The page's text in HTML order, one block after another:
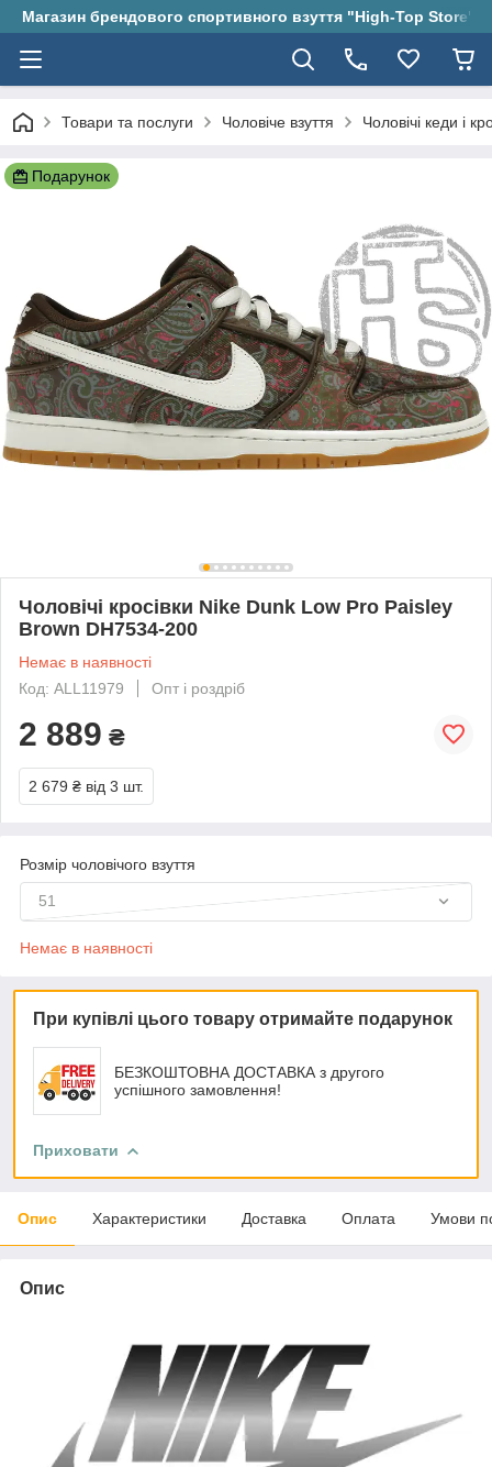
Магазин брендового спортивного взуття "High-Top Store"
Товари та послуги Чоловіче взуття Чоловічі кеди і
Подарунок
Чоловічі кросівки Nike Dunk Low Pro Paisley
Brown DH7534-200
Немає в наявності
Код: ALL11979
Опт і роздріб
2 889 ₴
2 679 ₴ від 3 шт.
Розмір чоловічого взуття
51
Немає в наявності
При купівлі цього товару отримайте подарунок
БЕЗКОШТОВНА ДОСТАВКА з другого
успішного замовлення!
Приховати
Опис Характеристики Доставка Оплата Умови
Опис